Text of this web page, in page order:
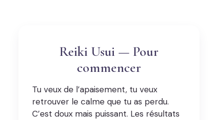
Reiki Usui — Pour
commencer
Tu veux de l’apaisement, tu veux
retrouver le calme que tu as perdu.
C’est doux mais puissant. Les résultats